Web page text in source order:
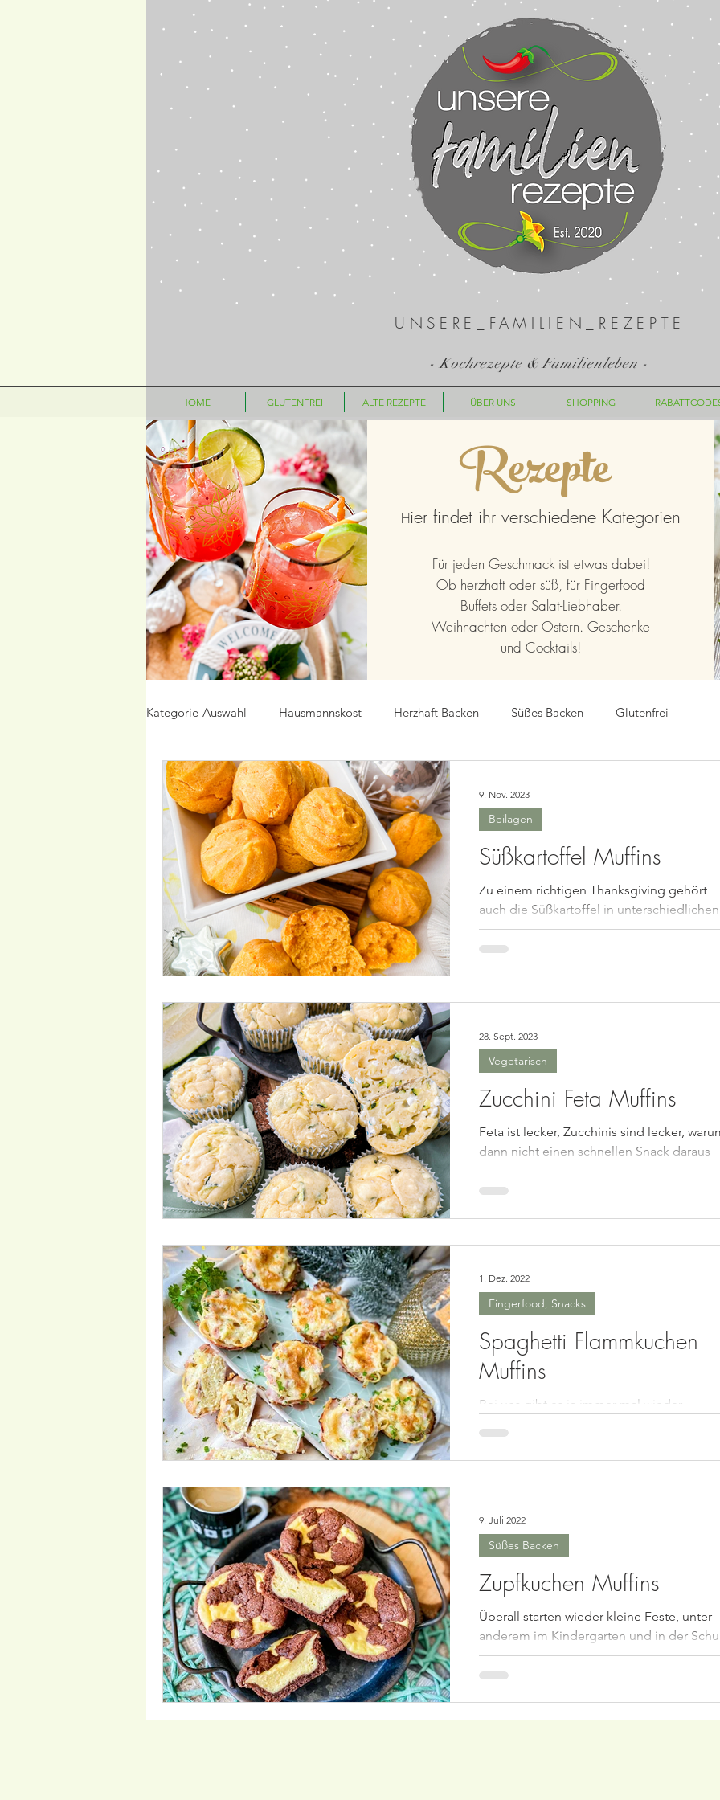
UNSERE_FAMILIEN_REZEPTE
- Kochrezepte & Familienleben -
HOME GLUTENFREI ALTE REZEPTE ÜBER UNS SHOPPING
Rezepte
Hier findet ihr verschiedene Kategorien
Für jeden Geschmack ist etwas dabei!
Ob herzhaft oder süß, für Fingerfood
Buffets oder Salat-Liebhaber.
Weihnachten oder Ostern. Geschenke
und Cocktails!
Kategorie-Auswahl Hausmannskost Herzhaft Backen Süßes Backen Glutenfrei
LowCarb Vegetarisch Pasta Saucen, Dips
Salate Beilagen Frühstück Nachtisch/Dessert
Frühling/Ostern Internationale Gerichte Getränke Halloween Herbst
Kindergerichte Disney Gerichte Geschenkideen
Süßkartoffel Muffins
Zu einem richtigen Thanksgiving gehört
auch die Süßkartoffel in unterschiedlichen
Varianten. Diese kleinen Süßkartoffel
sind...
Beilagen
9. Nov. 2023
Zucchini Feta Muffins
Feta ist lecker, Zucchinis sind lecker,
dann nicht einen schnellen Snack daraus
machen?! Schneller geht's nicht und ihr
könnt sie...
Vegetarisch
28. Sept. 2023
Spaghetti Flammkuchen
Muffins
Bei uns gibt es ja immer mal wieder
ein, um dann in...
Fingerfood, Snacks
1. Dez. 2022
Zupfkuchen Muffins
Überall starten wieder kleine Feste, unter
anderem im Kindergarten und in der
Wir haben morgen sogar ein ganzes
Kinderfest im...
Süßes Backen
9. Juli 2022